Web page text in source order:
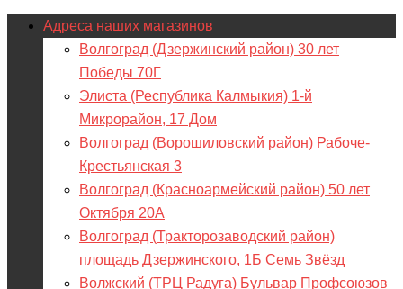
Адреса наших магазинов
Волгоград (Дзержинский район) 30 лет
Победы 70Г
Элиста (Республика Калмыкия) 1-й
Микрорайон, 17 Дом
Волгоград (Ворошиловский район) Рабоче-
Крестьянская 3
Волгоград (Красноармейский район) 50 лет
Октября 20А
Волгоград (Тракторозаводский район)
площадь Дзержинского, 1Б Семь Звёзд
Волжский (ТРЦ Радуга) Бульвар Профсоюзов